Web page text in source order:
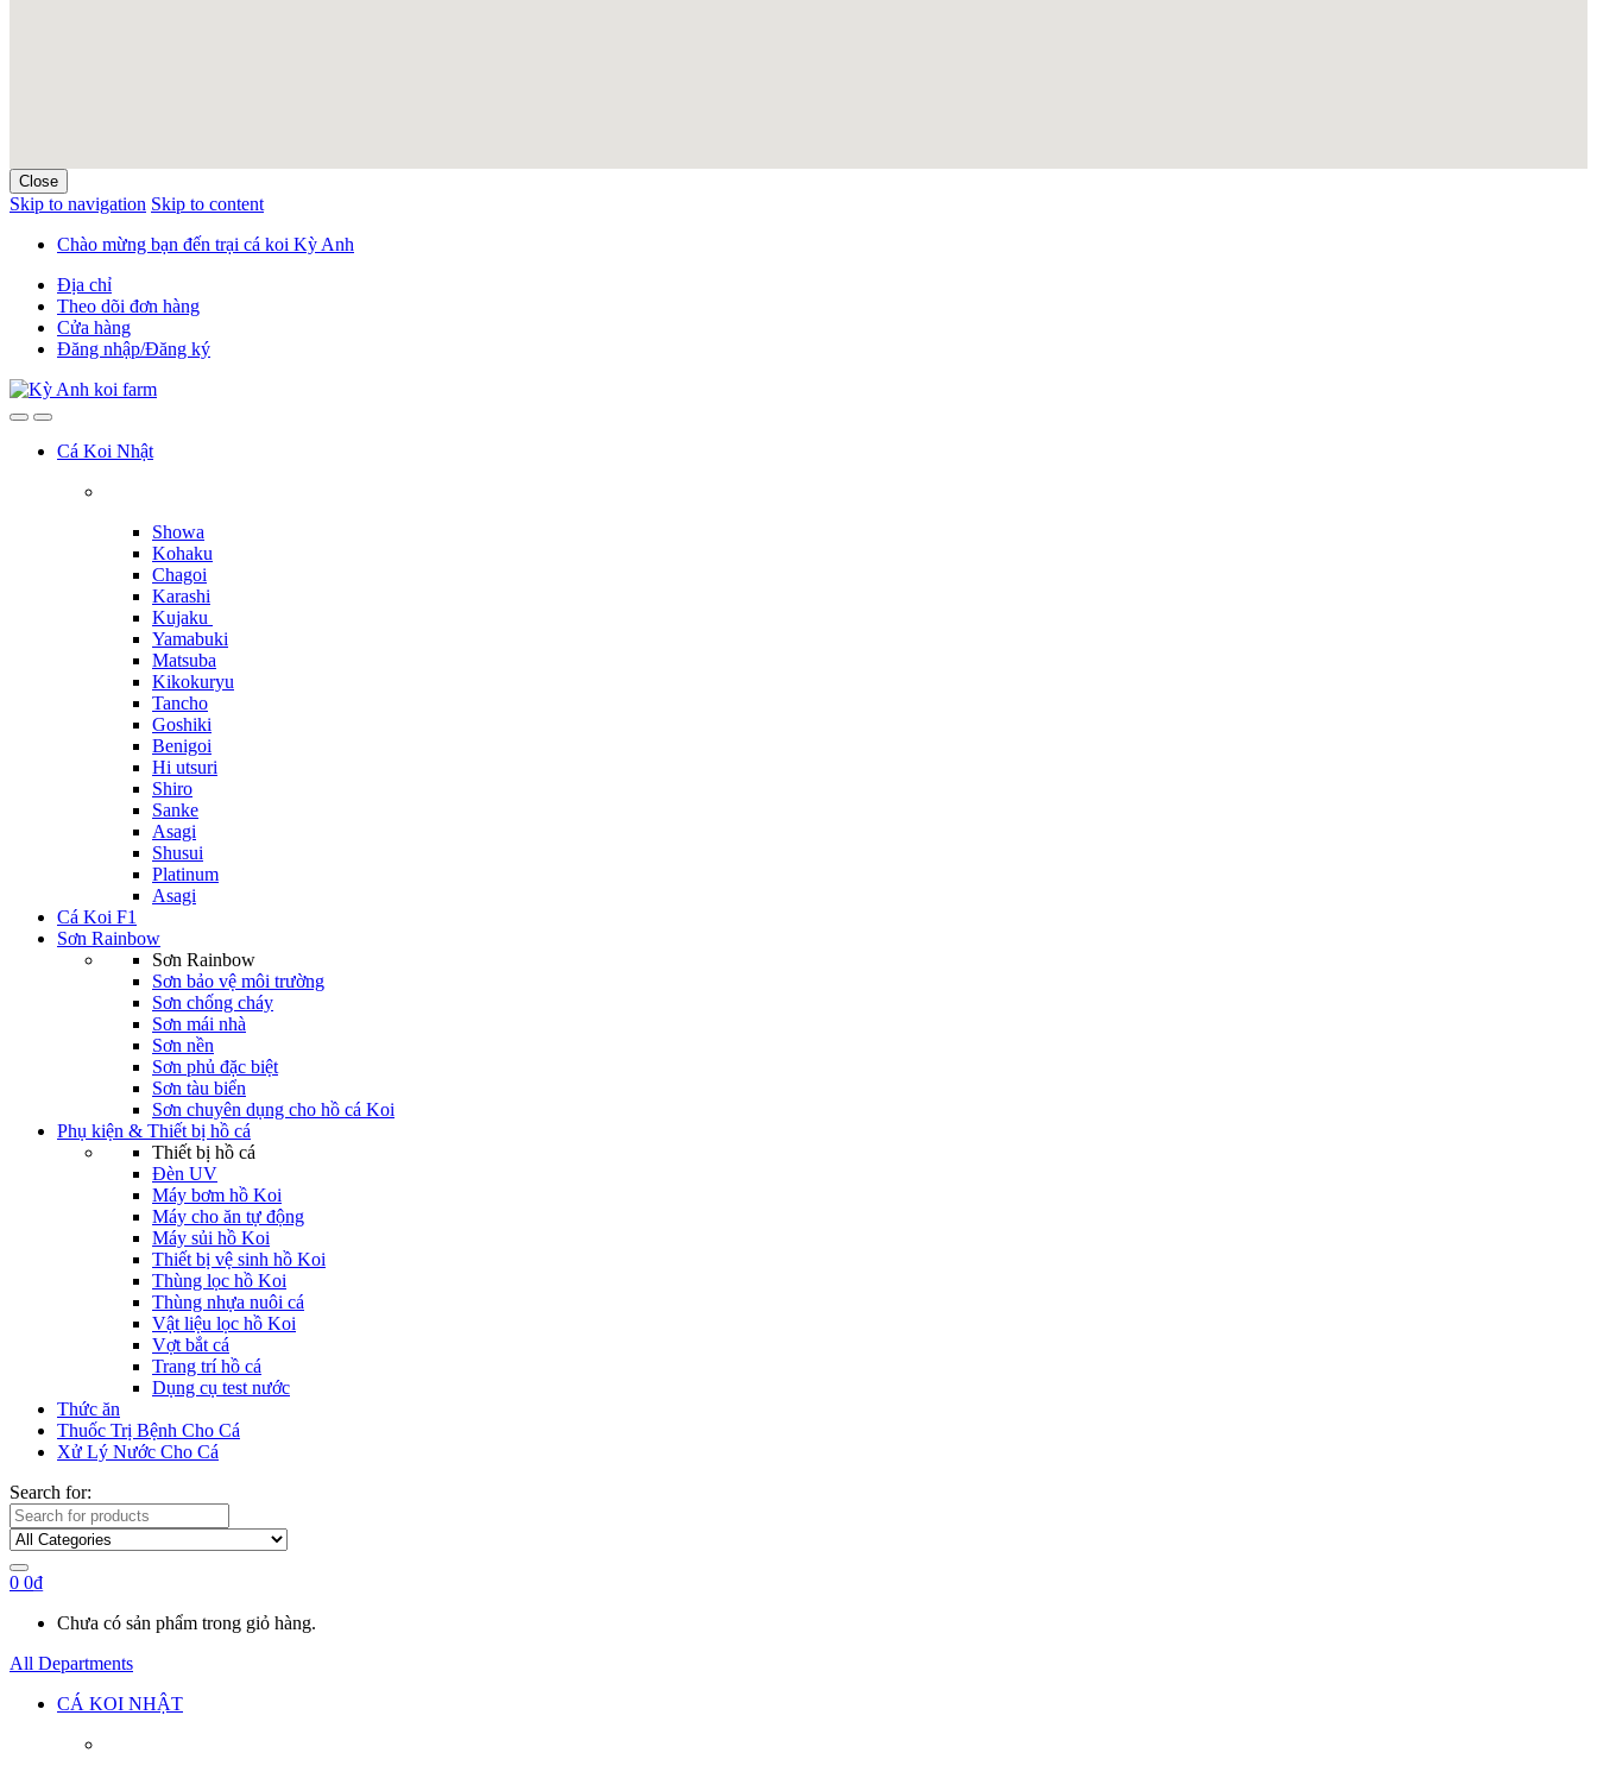
Close
Skip to navigation Skip to content
Chào mừng bạn đến trại cá koi Kỳ Anh
Địa chỉ
Theo dõi đơn hàng
Cửa hàng
Đăng nhập/Đăng ký
Cá Koi Nhật
Showa
Kohaku
Chagoi
Karashi
Kujaku
Yamabuki
Matsuba
Kikokuryu
Tancho
Goshiki
Benigoi
Hi utsuri
Shiro
Sanke
Asagi
Shusui
Platinum
Asagi
Cá Koi F1
Sơn Rainbow
Sơn Rainbow
Sơn bảo vệ môi trường
Sơn chống cháy
Sơn mái nhà
Sơn nền
Sơn phủ đặc biệt
Sơn tàu biển
Sơn chuyên dụng cho hồ cá Koi
Phụ kiện & Thiết bị hồ cá
Thiết bị hồ cá
Đèn UV
Máy bơm hồ Koi
Máy cho ăn tự động
Máy sủi hồ Koi
Thiết bị vệ sinh hồ Koi
Thùng lọc hồ Koi
Thùng nhựa nuôi cá
Vật liệu lọc hồ Koi
Vợt bắt cá
Trang trí hồ cá
Dụng cụ test nước
Thức ăn
Thuốc Trị Bệnh Cho Cá
Xử Lý Nước Cho Cá
Search for:
0 0₫
Chưa có sản phẩm trong giỏ hàng.
All Departments
CÁ KOI NHẬT